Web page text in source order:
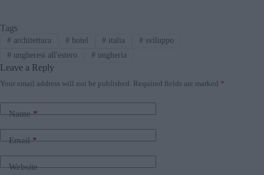
Tags
#architettura #hotel # italia # sviluppo
#ungheresi all'estero #ungheria
Leave a Reply
Your email address will not be published. Required fields are marked *
Name*
Email*
Website